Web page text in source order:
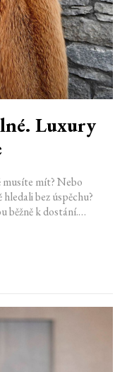
Luxury
mít? Nebo
bez úspěchu?
běžně k dostání.
luxusní předměty